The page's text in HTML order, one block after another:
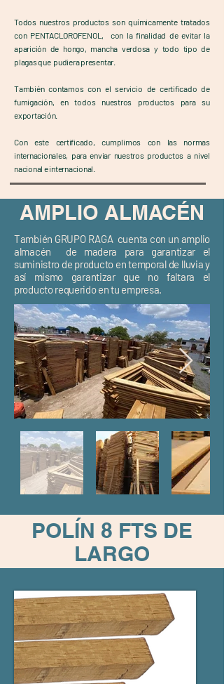
Todos nuestros productos son químicamente tratados
con PENTACLOROFENOL, con la finalidad de evitar la
aparición de hongo, mancha verdosa y todo tipo de
plagas que pudiera presentar.
También contamos con el servicio de certificado de
fumigación, en todos nuestros productos para su
exportación.
Con este certificado, cumplimos con las normas
internacionales, para enviar nuestros productos a nivel
nacional e internacional.
AMPLIO ALMACÉN
También GRUPO RAGA cuenta con un amplio
almacén de madera para garantizar el
suministro de producto en temporal de lluvia y
así mismo garantizar que no faltara el
producto requerido en tu empresa.
POLÍN 8 FTS DE
LARGO